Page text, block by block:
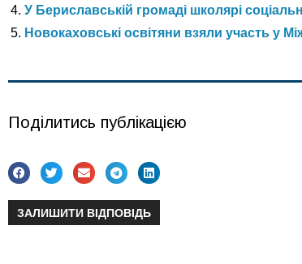
У Бериславській громаді школярі
Новокаховські освітяни взяли участь у
Поділитись публікацією
ЗАЛИШИТИ ВІДПОВІДЬ